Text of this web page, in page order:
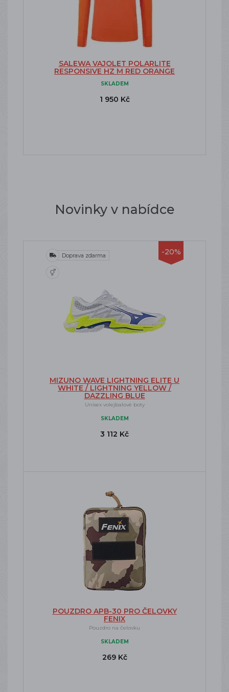
SALEWA VAJOLET POLARLITE
RESPONSIVE HZ M RED ORANGE
SKLADEM
1 950 Kč
Novinky v nabídce
-20%
Doprava zdarma
MIZUNO WAVE LIGHTNING ELITE U
WHITE / LIGHTNING YELLOW /
DAZZLING BLUE
Unisex volejbalové boty
SKLADEM
3 112 Kč
POUZDRO APB-30 PRO ČELOVKY
FENIX
Pouzdro na čelovku
SKLADEM
269 Kč